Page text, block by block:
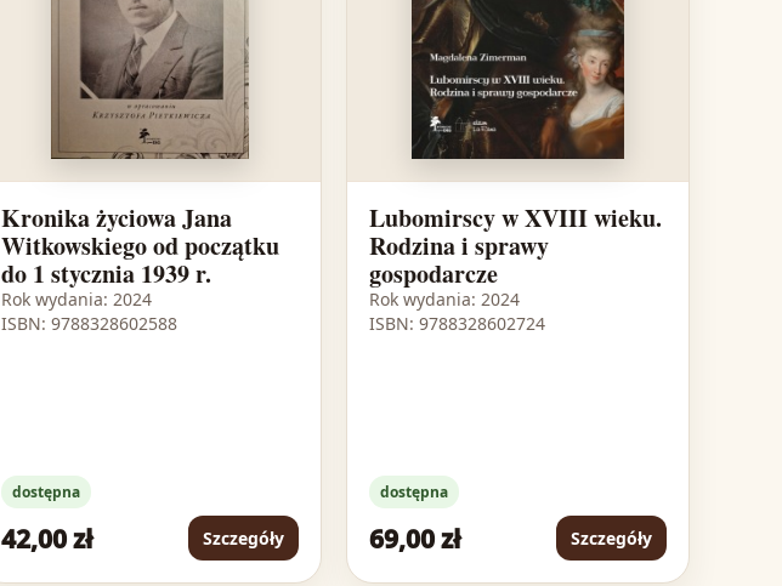
Kronika życiowa Jana
Witkowskiego od początku
do 1 stycznia 1939 r.
Rok wydania: 2024
ISBN: 9788328602588
dostępna
42,00 zł Szczegóły
Lubomirscy w XVIII wieku.
Rodzina i sprawy
gospodarcze
Rok wydania: 2024
ISBN: 9788328602724
dostępna
69,00 zł Szczegóły